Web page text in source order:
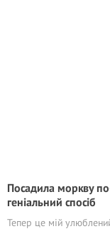
Посадила моркву
геніальний спосіб
Тепер це мій